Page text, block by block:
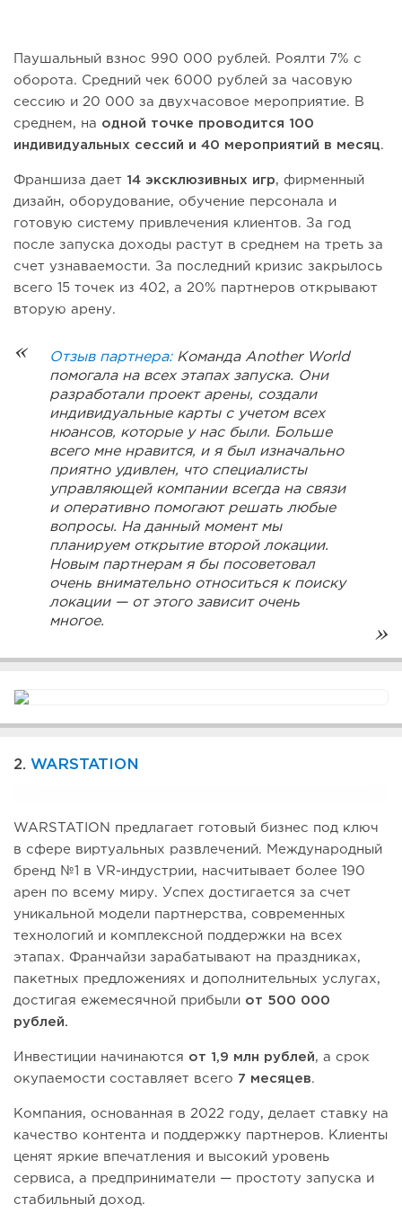
Паушальный взнос 990 000 рублей. Роялти 7% с
оборота. Средний чек 6000 рублей за часовую
сессию и 20 000 за двухчасовое мероприятие. В
среднем, на одной точке проводится 100
индивидуальных сессий и 40 мероприятий в месяц.
Франшиза дает 14 эксклюзивных игр, фирменный
дизайн, оборудование, обучение персонала и
готовую систему привлечения клиентов. За год
после запуска доходы растут в среднем на треть за
счет узнаваемости. За последний кризис закрылось
всего 15 точек из 402, а 20% партнеров открывают
вторую арену.
Отзыв партнера: Команда Another World
помогала на всех этапах запуска. Они
разработали проект арены, создали
индивидуальные карты с учетом всех
нюансов, которые у нас были. Больше
всего мне нравится, и я был изначально
приятно удивлен, что специалисты
управляющей компании всегда на связи
и оперативно помогают решать любые
вопросы. На данный момент мы
планируем открытие второй локации.
Новым партнерам я бы посоветовал
очень внимательно относиться к поиску
локации — от этого зависит очень
многое.
2. WARSTATION
WARSTATION предлагает готовый бизнес под ключ
в сфере виртуальных развлечений. Международный
бренд №1 в VR-индустрии, насчитывает более 190
арен по всему миру. Успех достигается за счет
уникальной модели партнерства, современных
технологий и комплексной поддержки на всех
этапах. Франчайзи зарабатывают на праздниках,
пакетных предложениях и дополнительных услугах,
достигая ежемесячной прибыли от 500 000
рублей.
Инвестиции начинаются от 1,9 млн рублей, а срок
окупаемости составляет всего 7 месяцев.
Компания, основанная в 2022 году, делает ставку на
качество контента и поддержку партнеров. Клиенты
ценят яркие впечатления и высокий уровень
сервиса, а предприниматели — простоту запуска и
стабильный доход.